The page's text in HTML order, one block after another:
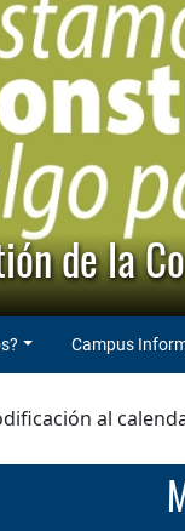
de la
Campus
al